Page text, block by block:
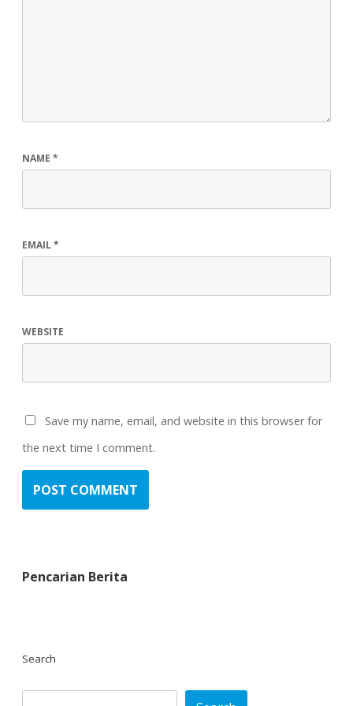
NAME *
EMAIL*
WEBSITE
Save my name, email, and website in this browser for
the next time I comment.
Pencarian Berita
Search